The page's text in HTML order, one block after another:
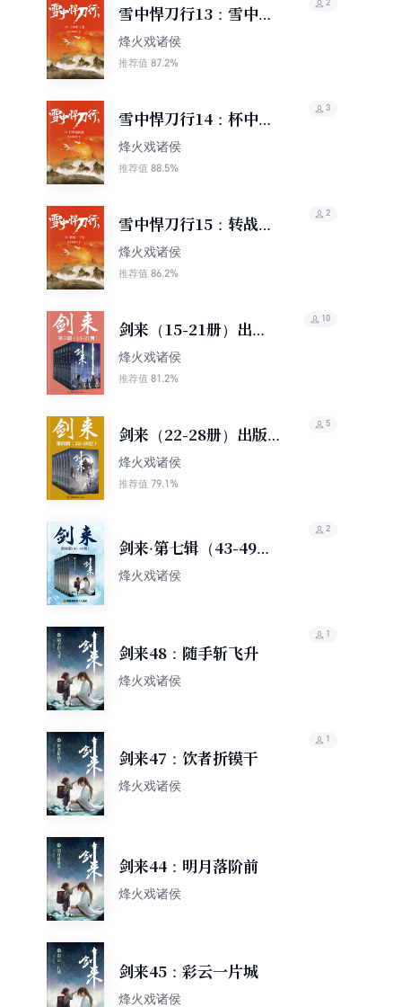
雪中悍刀行13：雪中斩
天龙
烽火戏诸侯
推荐值 87.2%
2
雪中悍刀行14：杯中起
涟漪
烽火戏诸侯
推荐值 88.5%
3
雪中悍刀行15：转战三
千里
烽火戏诸侯
推荐值 86.2%
2
剑来（15-21册）出版
精校版
烽火戏诸侯
推荐值 81.2%
10
剑来（22-28册）出版
精校版
烽火戏诸侯
推荐值 79.1%
5
剑来·第七辑（43-49
册）
烽火戏诸侯
2
剑来48：随手斩飞升
烽火戏诸侯
1
剑来47：饮者折镆干
烽火戏诸侯
1
剑来44：明月落阶前
烽火戏诸侯
剑来45：彩云一片城
烽火戏诸侯